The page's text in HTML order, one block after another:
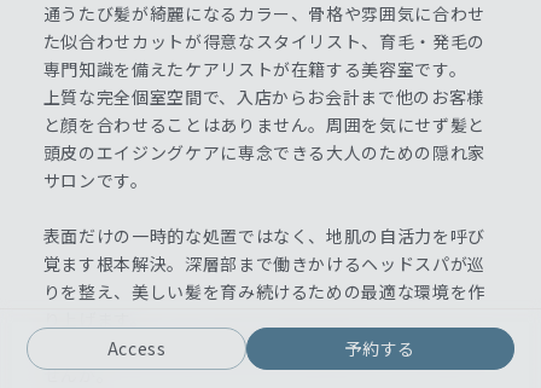
通うたび髪が綺麗になるカラー、骨格や雰囲気に合わせ
た似合わせカットが得意なスタイリスト、育毛・発毛の
専門知識を備えたケアリストが在籍する美容室です。
上質な完全個室空間で、入店からお会計まで他のお客様
と顔を合わせることはありません。周囲を気にせず髪と
頭皮のエイジングケアに専念できる大人のための隠れ家
サロンです。
表面だけの一時的な処置ではなく、地肌の自活力を呼び
覚ます根本解決。深層部まで働きかけるヘッドスパが巡
りを整え、美しい髪を育み続けるための最適な環境を作
10年先も笑顔で毎日が輝ける予防美容をここから始めま
せんか。
Access 予約する